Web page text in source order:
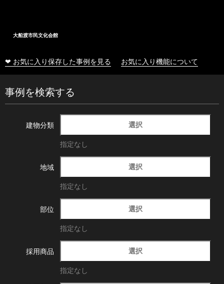
大船渡市民文化会館
❤ お気に入り保存した事例を見る お気に入り機能について
事例を検索する
建物分類 選択
指定なし
地域 選択
指定なし
部位 選択
指定なし
採用商品 選択
指定なし